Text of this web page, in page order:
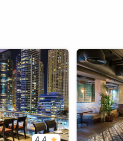
4.4